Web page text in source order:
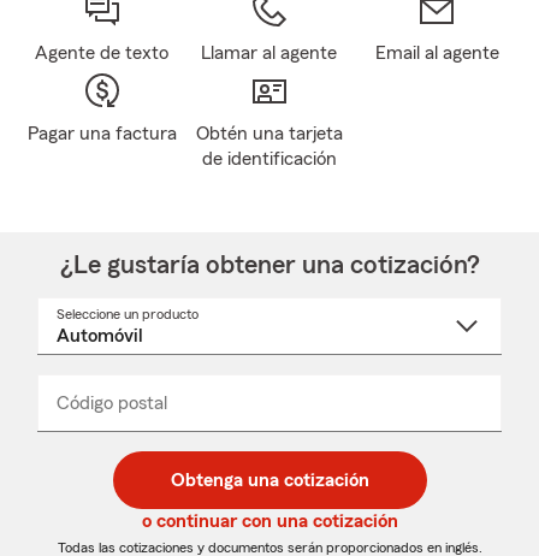
Agente de texto Llamar al agente Email al agente
Pagar una factura
Obtén una tarjeta
de identificación
¿Le gustaría obtener una cotización?
Seleccione un producto
desplegable
Código postal
de
5
dígitos
de
5
dígitos
_____
Obtenga una cotización
o continuar con una cotización
Todas las cotizaciones y documentos serán proporcionados en inglés.